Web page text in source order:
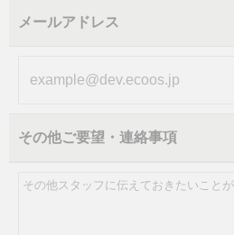
メールアドレス
その他ご要望・連絡事項